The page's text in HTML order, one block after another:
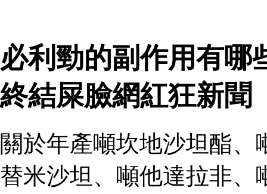
必利勁的副作用有哪
終結屎臉網紅狂新聞
關於年產噸坎地沙坦酯
替米沙坦、噸他達拉非